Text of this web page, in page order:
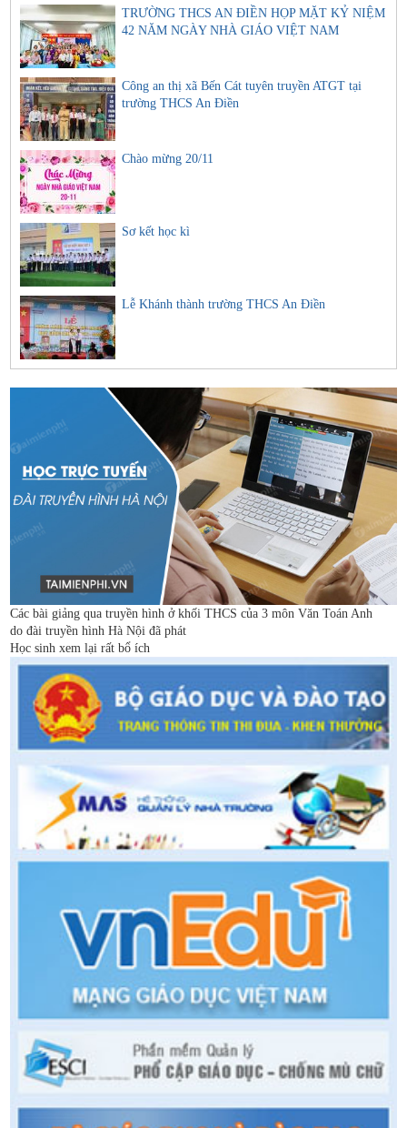
TRƯỜNG THCS AN ĐIỀN HỌP MẶT KỶ NIỆM
42 NĂM NGÀY NHÀ GIÁO VIỆT NAM
Công an thị xã Bến Cát tuyên truyền ATGT tại
trường THCS An Điền
Chào mừng 20/11
Sơ kết học kì
Lễ Khánh thành trường THCS An Điền
Các bài giảng qua truyền hình ở khối THCS của 3 môn Văn Toán Anh
do đài truyền hình Hà Nội đã phát
Học sinh xem lại rất bổ ích